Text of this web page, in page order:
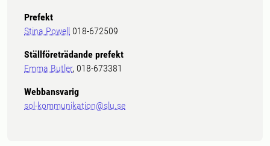
Prefekt
Stina Powell 018-672509
Ställföreträdande prefekt
Emma Butler, 018-673381
Webbansvarig
sol-kommunikation@slu.se